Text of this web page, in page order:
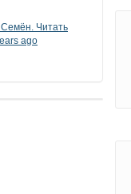
Читать
ago